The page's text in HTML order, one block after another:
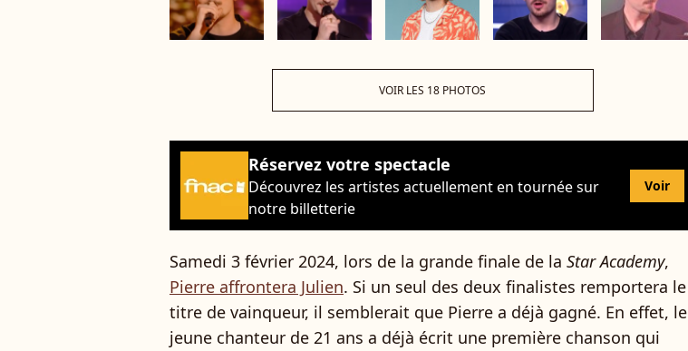
VOIR LES 18 PHOTOS
Réservez votre spectacle
Découvrez les artistes actuellement en tournée sur
notre billetterie
Voir
Samedi 3 février 2024, lors de la grande finale de la Star Academy,
Pierre affrontera Julien. Si un seul des deux finalistes remportera le
titre de vainqueur, il semblerait que Pierre a déjà gagné. En effet, le
jeune chanteur de 21 ans a déjà écrit une première chanson qui